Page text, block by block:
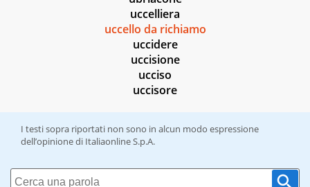
uccelliera
uccello da richiamo
uccidere
uccisione
ucciso
uccisore
I testi sopra riportati non sono in alcun modo espressione
dell’opinione di Italiaonline S.p.A.